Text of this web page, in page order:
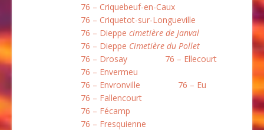
76 – Criquebeuf-en-Caux
76 – Criquetot-sur-Longueville
76 – Dieppe cimetière de Janval
76 – Dieppe Cimetière du Pollet
76 – Drosay
76 – Ellecourt
76 – Envermeu
76 – Envronville
76 – Eu
76 – Fallencourt
76 – Fécamp
76 – Fresquienne